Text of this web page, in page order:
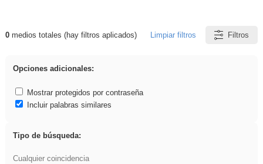
Resultados de: song
0medios totales (hay filtros aplicados) Limpiar filtros Filtros
Opciones adicionales:
Mostrar protegidos por contraseña
Incluir palabras similares
Tipo de búsqueda:
Cualquier coincidencia